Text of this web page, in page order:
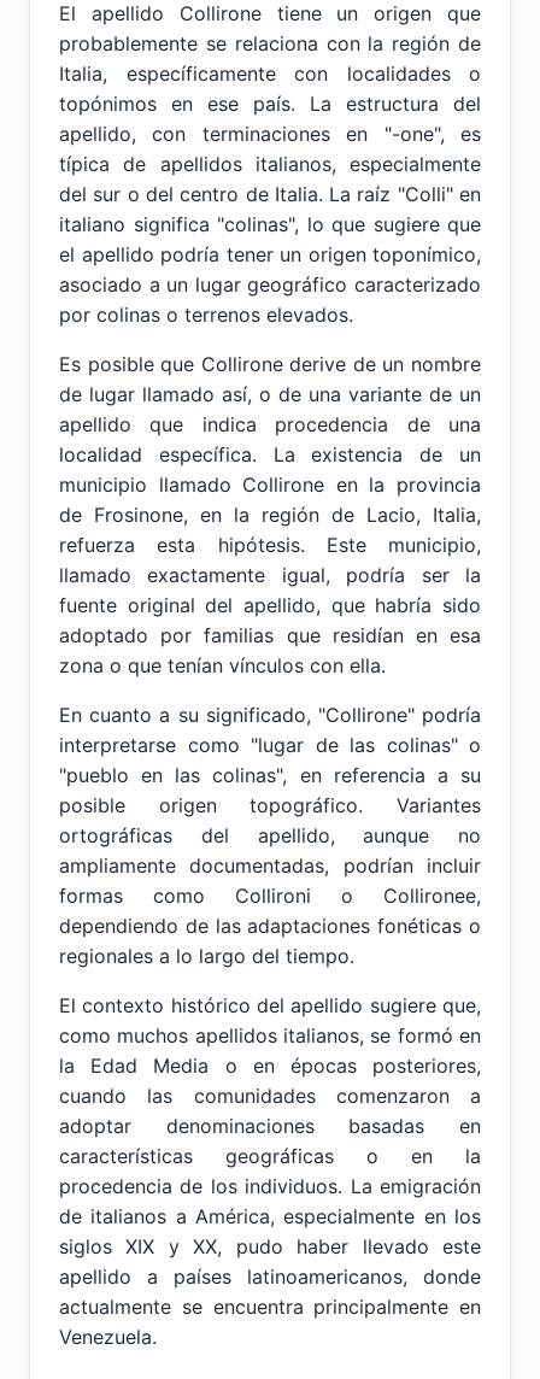
El apellido Collirone tiene un origen que
probablemente se relaciona con la región de
Italia, específicamente con localidades o
topónimos en ese país. La estructura del
apellido, con terminaciones en "-one", es
típica de apellidos italianos, especialmente
del sur o del centro de Italia. La raíz "Colli" en
italiano significa "colinas", lo que sugiere que
el apellido podría tener un origen toponímico,
asociado a un lugar geográfico caracterizado
por colinas o terrenos elevados.
Es posible que Collirone derive de un nombre
de lugar llamado así, o de una variante de un
apellido que indica procedencia de una
localidad específica. La existencia de un
municipio llamado Collirone en la provincia
de Frosinone, en la región de Lacio, Italia,
refuerza esta hipótesis. Este municipio,
llamado exactamente igual, podría ser la
fuente original del apellido, que habría sido
adoptado por familias que residían en esa
zona o que tenían vínculos con ella.
En cuanto a su significado, "Collirone" podría
interpretarse como "lugar de las colinas" o
"pueblo en las colinas", en referencia a su
posible origen topográfico. Variantes
ortográficas del apellido, aunque no
ampliamente documentadas, podrían incluir
formas como Collironi o Collironee,
dependiendo de las adaptaciones fonéticas o
regionales a lo largo del tiempo.
El contexto histórico del apellido sugiere que,
como muchos apellidos italianos, se formó en
la Edad Media o en épocas posteriores,
cuando las comunidades comenzaron a
adoptar denominaciones basadas en
características geográficas o en la
procedencia de los individuos. La emigración
de italianos a América, especialmente en los
siglos XIX y XX, pudo haber llevado este
apellido a países latinoamericanos, donde
actualmente se encuentra principalmente en
Venezuela.